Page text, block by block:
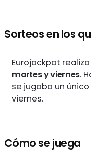
Sorteos en los
Eurojackpot realiza
martes y viernes.
se jugaba un
viernes.
Cómo se juega